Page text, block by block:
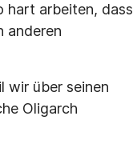
hart arbeiten, dass
anderen
wir über seinen
Oligarch